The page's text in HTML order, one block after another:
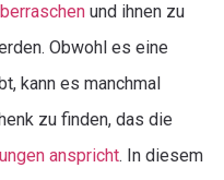
und ihnen zu
Obwohl es eine
kann es manchmal
zu finden, das die
anspricht. In diesem